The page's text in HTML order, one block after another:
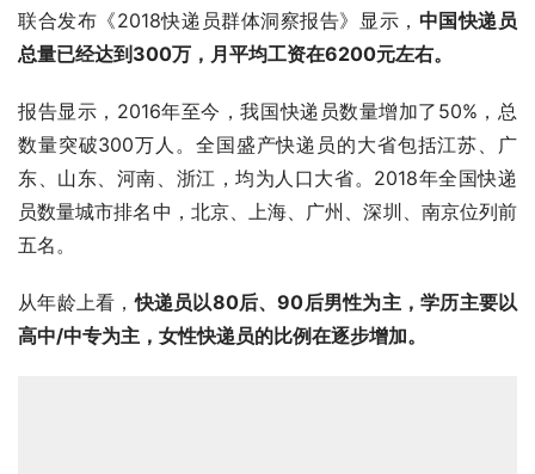
联合发布《2018快递员群体洞察报告》显示， 中国快递员
总量已经达到300万，月平均工资在6200元左右。
报告显示，2016年至今，我国快递员数量增加了50%，总
数量突破300万人。全国盛产快递员的大省包括江苏、广
东、山东、河南、浙江，均为人口大省。2018年全国快递
员数量城市排名中，北京、上海、广州、深圳、南京位列前
五名。
从年龄上看，快递员以80后、90后男性为主，学历主要以
高中/中专为主，女性快递员的比例在逐步增加。